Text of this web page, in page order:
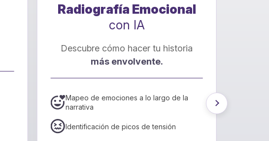
Radiografía Emocional
con IA
Descubre cómo hacer tu historia
más envolvente.
Mapeo de emociones a lo largo de la
narrativa
Identificación de picos de tensión